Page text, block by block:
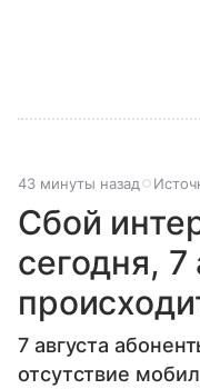
43 минуты назад
Сбой
сегодня, 7
7 августа
отсутствие